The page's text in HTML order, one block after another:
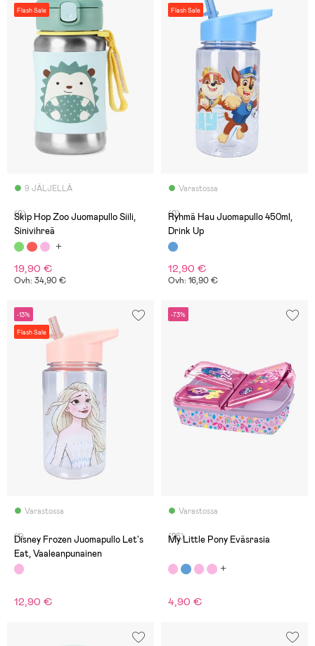
Flash Sale
9 JÄLJELLÄ
(0)
Skip Hop Zoo Juomapullo Siili,
Sinivihreä
19,90 €
Ovh: 34,90 €
Flash Sale
Varastossa
(0)
Ryhmä Hau Juomapullo 450ml,
Drink Up
12,90 €
Ovh: 16,90 €
-13%
Flash Sale
Varastossa
(1)
Disney Frozen Juomapullo Let's
Eat, Vaaleanpunainen
12,90 €
-73%
Varastossa
(26)
My Little Pony Eväsrasia
4,90 €